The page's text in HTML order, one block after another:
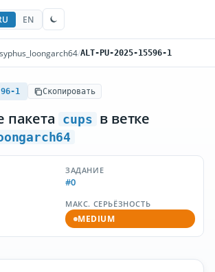
EN
/ALT-PU-2025-15596-1
1 Скопировать
пакета cups в ветке
ЗАДАНИЕ
#0
МАКС. СЕРЬЁЗНОСТЬ
MEDIUM